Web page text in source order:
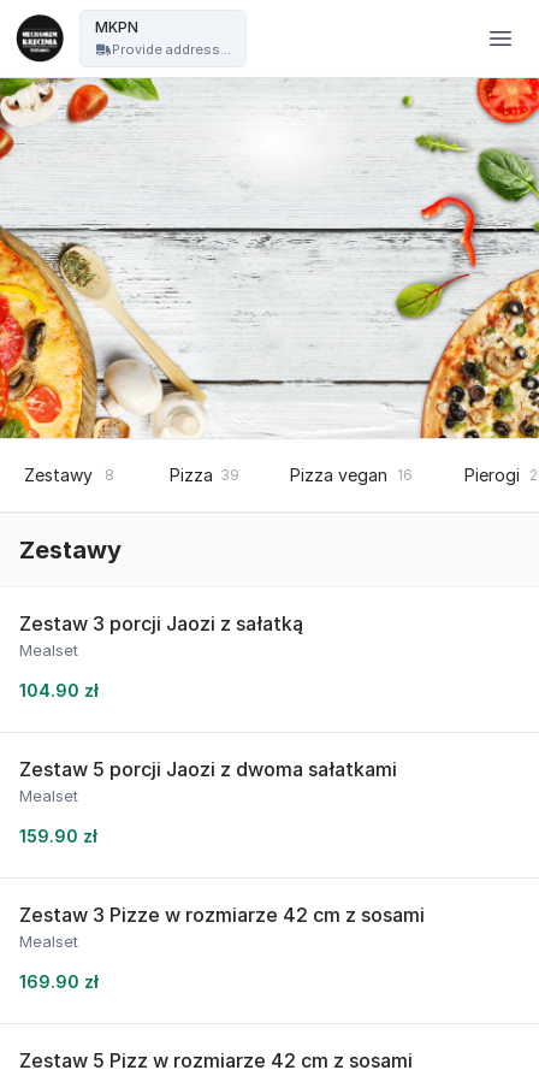
MKPN
Provide address...
Zestawy 8 Pizza 39 Pizza vegan 16 Pierogi
Zestawy
Zestaw 3 porcji Jaozi z sałatką
Mealset
104.90 zł
Zestaw 5 porcji Jaozi z dwoma sałatkami
Mealset
159.90 zł
Zestaw 3 Pizze w rozmiarze 42 cm z sosami
Mealset
169.90 zł
Zestaw 5 Pizz w rozmiarze 42 cm z sosami